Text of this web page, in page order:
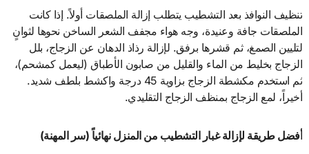
تنظيف النوافذ بعد التشطيب يتطلب إزالة الملصقات أولاً. إذا كانت
الملصقات جافة وعنيدة، وجه هواء مجفف الشعر الساخن نحوها لثوانٍ
لتليين الصمغ، ثم قشرها برفق. لإزالة رذاذ الدهان عن الزجاج، بلل
الزجاج بخليط من الماء والقليل من صابون الأطباق (ليعمل كمشحم)،
ثم استخدم مكشطة الزجاج بزاوية 45 درجة واكشط بلطف شديد.
أخيراً، لمع الزجاج بمنظف الزجاج التقليدي.
أفضل طريقة لإزالة غبار التشطيب من المنزل نهائياً (سر المهنة)